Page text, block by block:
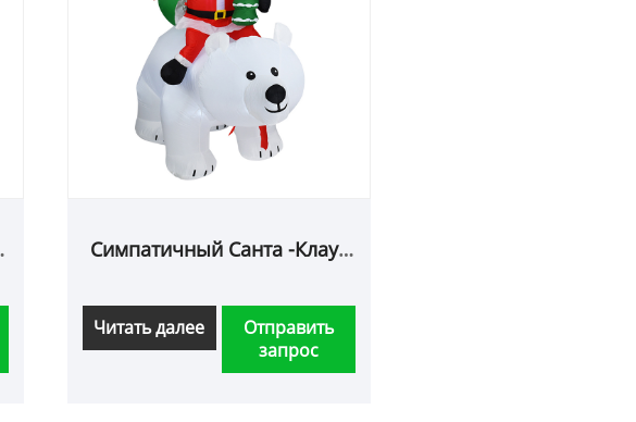
Симпатичный Санта -Клаус
Читать далее
Отправить
запрос